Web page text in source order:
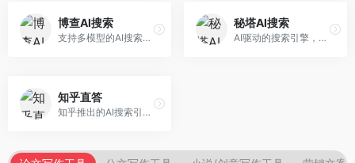
博查AI搜索
支持多模型的AI搜索引擎，整合多种大模型能力。面向AI爱好者，提供多模型搜索、答案对比、深度分析等服务，模型选择灵活。
秘塔AI搜索
AI驱动的搜索引擎，专注于无广告直达结果。面向研究者和信息获取需求者，提供深度搜索、来源标注、答案整理等服务，搜索结果干净准确，信息可信度高。
知乎直答
知乎推出的AI搜索引擎，专注于知识问答场景。面向知识获取者，提供知乎内容搜索、智能问答、知识整理等服务，专业知识丰富。